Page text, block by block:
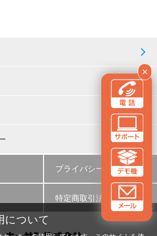
×
プライバシーポリシー
特定商取引法に基づく表示
✕
について